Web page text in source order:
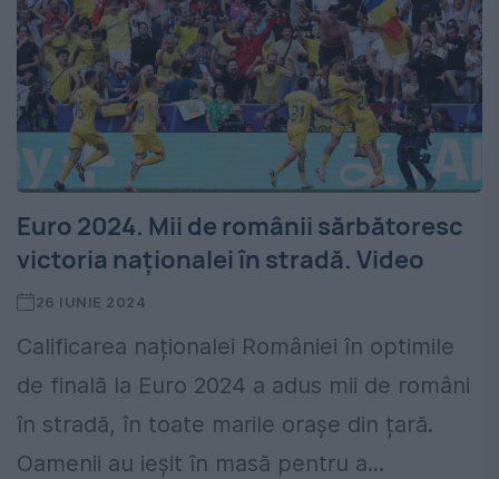
Euro 2024. Mii de românii sărbătoresc
victoria naționalei în stradă. Video
26 IUNIE 2024
Calificarea naționalei României în optimile
de finală la Euro 2024 a adus mii de români
în stradă, în toate marile orașe din țară.
Oamenii au ieșit în masă pentru a...